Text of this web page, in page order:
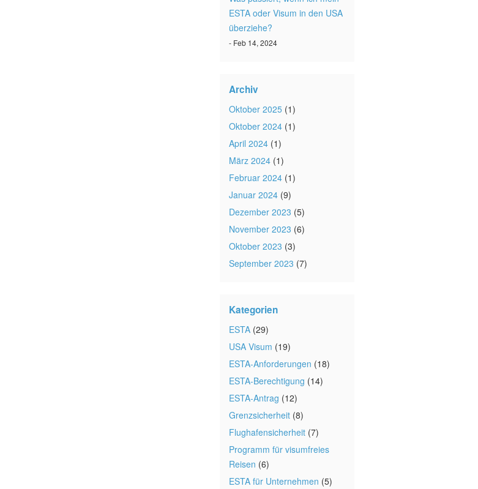
ESTA oder Visum in den USA
überziehe?
- Feb 14, 2024
Archiv
Oktober 2025 (1)
Oktober 2024 (1)
April 2024 (1)
März 2024 (1)
Februar 2024 (1)
Januar 2024 (9)
Dezember 2023 (5)
November 2023 (6)
Oktober 2023 (3)
September 2023 (7)
Kategorien
ESTA (29)
USA Visum (19)
ESTA-Anforderungen (18)
ESTA-Berechtigung (14)
ESTA-Antrag (12)
Grenzsicherheit (8)
Flughafensicherheit (7)
Programm für visumfreies
Reisen (6)
ESTA für Unternehmen (5)